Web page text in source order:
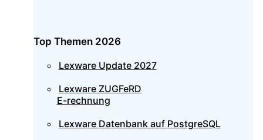
Top Themen 2026
Lexware Update 2027
Lexware ZUGFeRD
E-rechnung
Lexware Datenbank auf PostgreSQL